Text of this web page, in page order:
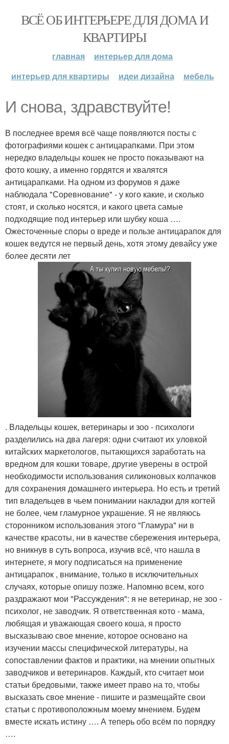
ВСЁ ОБ ИНТЕРЬЕРЕ ДЛЯ ДОМА И
КВАРТИРЫ
главная
интерьер для дома
интерьер для квартиры
идеи дизайна мебель
И снова, здравствуйте!
В последнее время всё чаще появляются посты с
фотографиями кошек с антицарапками. При этом
нередко владельцы кошек не просто показывают на
фото кошку, а именно гордятся и хвалятся
антицарапками. На одном из форумов я даже
наблюдала "Соревнование" - у кого какие, и сколько
стоят, и сколько носятся, и какого цвета самые
подходящие под интерьер или шубку коша ….
Ожесточенные споры о вреде и пользе антицарапок для
кошек ведутся не первый день, хотя этому девайсу уже
более десяти лет
. Владельцы кошек, ветеринары и зоо - психологи
разделились на два лагеря: одни считают их уловкой
китайских маркетологов, пытающихся заработать на
вредном для кошки товаре, другие уверены в острой
необходимости использования силиконовых колпачков
для сохранения домашнего интерьера. Но есть и третий
тип владельцев в чьем понимании накладки для когтей
не более, чем гламурное украшение. Я не являюсь
сторонником использования этого "Гламура" ни в
качестве красоты, ни в качестве сбережения интерьера,
но вникнув в суть вопроса, изучив всё, что нашла в
интернете, я могу подписаться на применение
антицарапок , внимание, только в исключительных
случаях, которые опишу позже. Напомню всем, кого
раздражают мои "Рассуждения": я не ветеринар, не зоо -
психолог, не заводчик. Я ответственная кото - мама,
любящая и уважающая своего коша, я просто
высказываю свое мнение, которое основано на
изучении массы специфической литературы, на
сопоставлении фактов и практики, на мнении опытных
заводчиков и ветеринаров. Каждый, кто считает мои
статьи бредовыми, также имеет право на то, чтобы
высказать свое мнение - пишите и размещайте свои
статьи с противоположным моему мнением. Будем
вместе искать истину …. А теперь обо всём по порядку
….